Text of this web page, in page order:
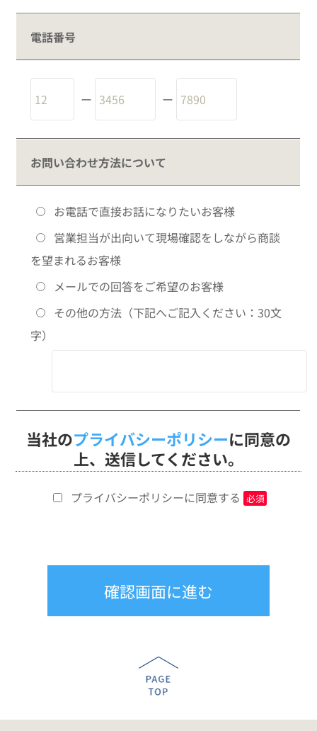
電話番号
ー ー
お問い合わせ方法について
お電話で直接お話になりたいお客様
営業担当が出向いて現場確認をしながら商談
を望まれるお客様
メールでの回答をご希望のお客様
その他の方法（下記へご記入ください：30文
字）
当社のプライバシーポリシーに同意の
上、送信してください。
プライバシーポリシーに同意する 必須
確認画面に進む